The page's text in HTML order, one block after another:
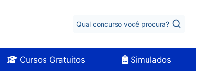
Qual concurso você procura?
Cursos Gratuitos Simulados